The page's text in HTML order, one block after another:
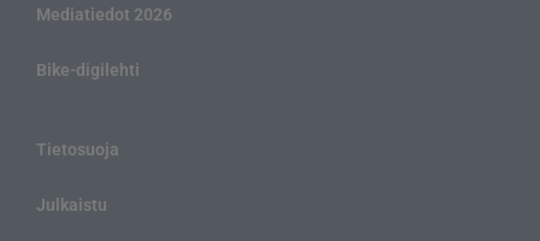
Mediatiedot 2026
Bike-digilehti
Tietosuoja
Julkaistu